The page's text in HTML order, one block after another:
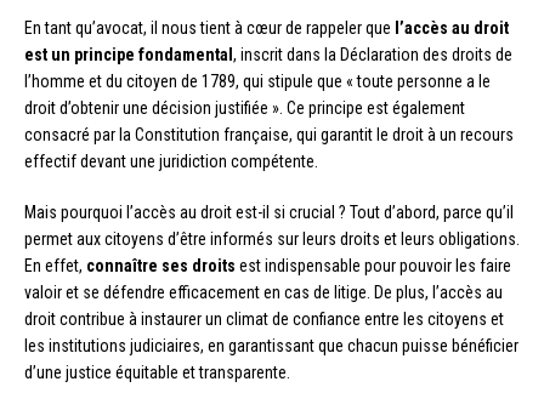
En tant qu’avocat, il nous tient à cœur de rappeler que l’accès au droit
est un principe fondamental , inscrit dans la Déclaration des droits de
l’homme et du citoyen de 1789, qui stipule que « toute personne a le
droit d’obtenir une décision justifiée ». Ce principe est également
consacré par la Constitution française, qui garantit le droit à un recours
effectif devant une juridiction compétente.
Mais pourquoi l’accès au droit est-il si crucial ? Tout d’abord, parce qu’il
permet aux citoyens d’être informés sur leurs droits et leurs obligations.
En effet, connaître ses droits est indispensable pour pouvoir les faire
valoir et se défendre efficacement en cas de litige. De plus, l’accès au
droit contribue à instaurer un climat de confiance entre les citoyens et
les institutions judiciaires, en garantissant que chacun puisse bénéficier
d’une justice équitable et transparente.